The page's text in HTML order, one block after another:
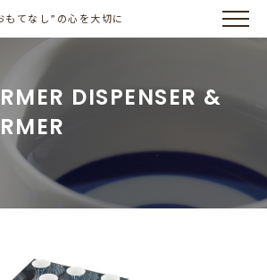
もてなし”の心を大切に
DISPENSER &